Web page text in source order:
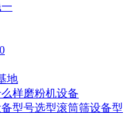
地
样磨粉机设备
型号选型滚筒筛设备型